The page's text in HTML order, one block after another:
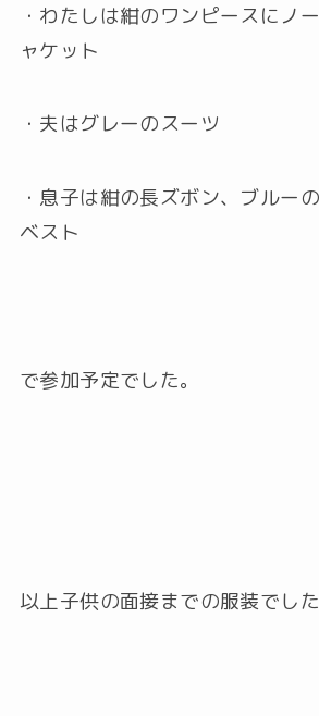
・わたしは紺のワンピースにノ
ャケット
・夫はグレーのスーツ
・息子は紺の長ズボン、ブルー
ベスト
で参加予定でした。
以上子供の面接までの服装でした